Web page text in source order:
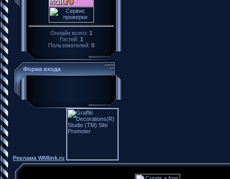
Онлайн всего: 1
Гостей: 1
Пользователей: 0
Форма входа
Реклама WMlink.ru